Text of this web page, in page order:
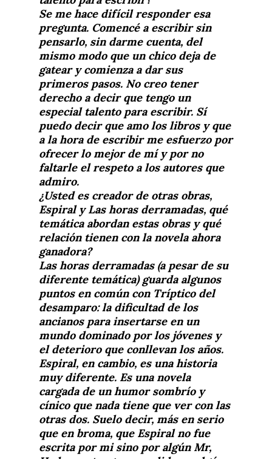
Se me hace difícil responder esa
pregunta. Comencé a escribir sin
pensarlo, sin darme cuenta, del
mismo modo que un chico deja de
gatear y comienza a dar sus
primeros pasos. No creo tener
derecho a decir que tengo un
especial talento para escribir. Sí
puedo decir que amo los libros y que
a la hora de escribir me esfuerzo por
ofrecer lo mejor de mí y por no
faltarle el respeto a los autores que
admiro.
¿Usted es creador de otras obras,
Espiral y Las horas derramadas, qué
temática abordan estas obras y qué
relación tienen con la novela ahora
ganadora?
Las horas derramadas (a pesar de su
diferente temática) guarda algunos
puntos en común con Tríptico del
desamparo: la dificultad de los
ancianos para insertarse en un
mundo dominado por los jóvenes y
el deterioro que conllevan los años.
Espiral, en cambio, es una historia
muy diferente. Es una novela
cargada de un humor sombrío y
cínico que nada tiene que ver con las
otras dos. Suelo decir, más en serio
que en broma, que Espiral no fue
escrita por mi sino por algún Mr,